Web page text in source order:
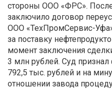
стороны ООО «ФРС».
заключило договор
ООО «ТехПромСервис-
за поставку
момент заключения
3 млн рублей. Суд
792,5 тыс. рублей и на
отношении завода